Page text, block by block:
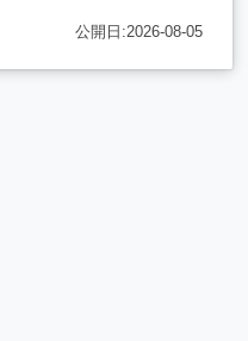
公開日:2026-08-05